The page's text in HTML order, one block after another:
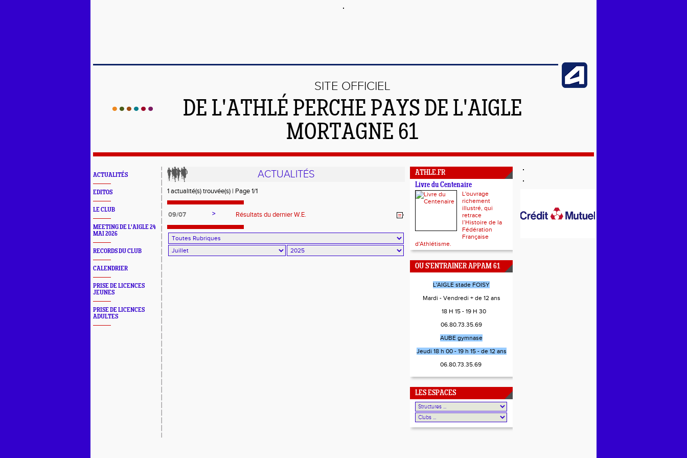
SITE OFFICIEL
DE L'ATHLÉ PERCHE PAYS DE L'AIGLE
MORTAGNE 61
ACTUALITÉS
EDITOS
LE CLUB
MEETING DE L'AIGLE 24
MAI 2026
RECORDS DU CLUB
CALENDRIER
PRISE DE LICENCES
JEUNES
PRISE DE LICENCES
ADULTES
ACTUALITÉS
1 actualité(s) trouvée(s) | Page 1/1
09/07 > Résultats du dernier W.E.
ATHLE.FR
Livre du Centenaire
L'ouvrage
richement
illustré, qui
retrace
l’Histoire de la
Fédération
Française
d'Athlétisme.
OU S'ENTRAINER APPAM 61
L'AIGLE stade FOISY
Mardi - Vendredi + de 12 ans
18 H 15 - 19 H 30
06.80.73.35.69
AUBE gymnase
Jeudi 18 h 00 - 19 h 15 - de 12 ans
06.80.73.35.69
LES ESPACES